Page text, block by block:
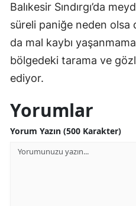
Balıkesir Sındırgı’da
süreli paniğe neden olsa
da mal kaybı
bölgedeki tarama ve
ediyor.
Yorumlar
Yorum Yazın (500 Karakter)